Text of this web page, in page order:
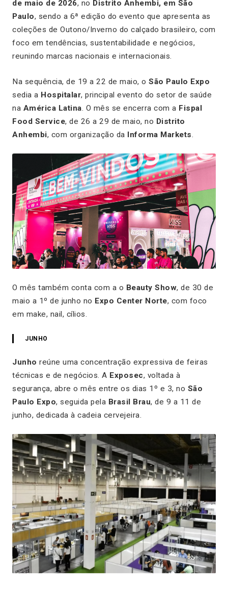
de maio de 2026, no Distrito Anhembi, em São
Paulo, sendo a 6ª edição do evento que apresenta as
coleções de Outono/Inverno do calçado brasileiro, com
foco em tendências, sustentabilidade e negócios,
reunindo marcas nacionais e internacionais.
Na sequência, de 19 a 22 de maio, o São Paulo Expo
sedia a Hospitalar, principal evento do setor de saúde
na América Latina. O mês se encerra com a Fispal
Food Service, de 26 a 29 de maio, no Distrito
Anhembi, com organização da Informa Markets.
O mês também conta com a o Beauty Show, de 30 de
maio a 1º de junho no Expo Center Norte, com foco
em make, nail, cílios.
JUNHO
Junho reúne uma concentração expressiva de feiras
técnicas e de negócios. A Exposec, voltada à
segurança, abre o mês entre os dias 1º e 3, no São
Paulo Expo, seguida pela Brasil Brau, de 9 a 11 de
junho, dedicada à cadeia cervejeira.